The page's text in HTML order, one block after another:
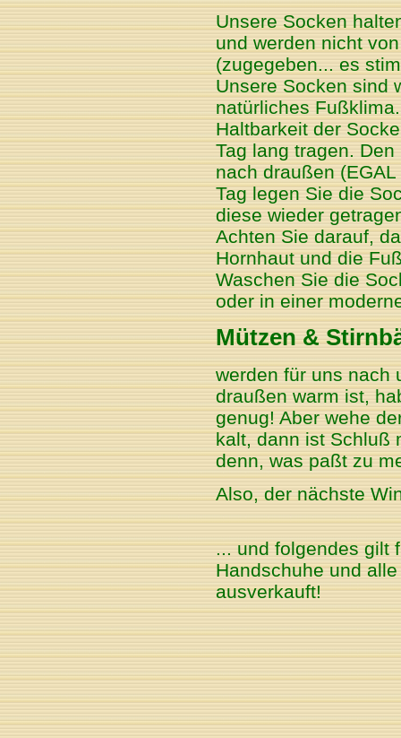
Unsere Socken
und werden nicht
(zugegeben... es
Unsere Socken sind
natürliches
Haltbarkeit der
Tag lang tragen.
nach draußen
Tag legen Sie die
diese wieder
Achten Sie darauf,
Hornhaut und die
Waschen Sie die
oder in einer
Mützen &
werden für uns nach
draußen warm ist,
genug! Aber wehe
kalt, dann ist Schluß
denn, was paßt zu
Also, der nächste
... und folgendes gilt
Handschuhe und
ausverkauft!